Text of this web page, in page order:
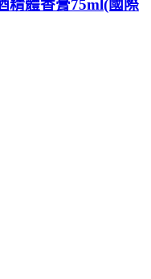
精體香膏75ml(國際